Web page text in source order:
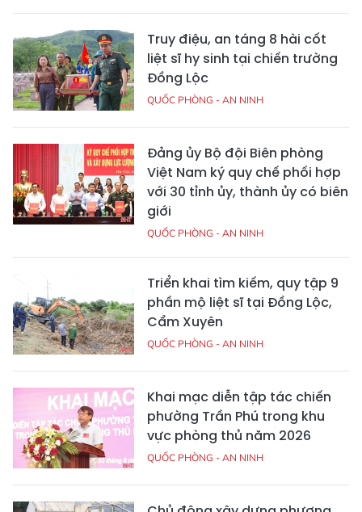
Truy điệu, an táng 8 hài cốt
liệt sĩ hy sinh tại chiến trường
Đồng Lộc
QUỐC PHÒNG - AN NINH
Đảng ủy Bộ đội Biên phòng
Việt Nam ký quy chế phối hợp
với 30 tỉnh ủy, thành ủy có biên
giới
QUỐC PHÒNG - AN NINH
Triển khai tìm kiếm, quy tập 9
phần mộ liệt sĩ tại Đồng Lộc,
Cẩm Xuyên
QUỐC PHÒNG - AN NINH
Khai mạc diễn tập tác chiến
phường Trần Phú trong khu
vực phòng thủ năm 2026
QUỐC PHÒNG - AN NINH